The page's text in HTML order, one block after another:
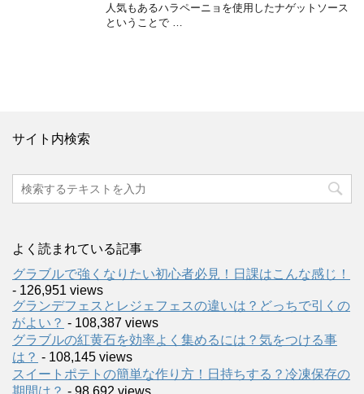
人気もあるハラペーニョを使用したナゲットソース
ということで …
サイト内検索
よく読まれている記事
グラブルで強くなりたい初心者必見！日課はこんな感じ！
- 126,951 views
グランデフェスとレジェフェスの違いは？どっちで引くの
がよい？ - 108,387 views
グラブルの紅黄石を効率よく集めるには？気をつける事
は？ - 108,145 views
スイートポテトの簡単な作り方！日持ちする？冷凍保存の
期間は？ - 98,692 views